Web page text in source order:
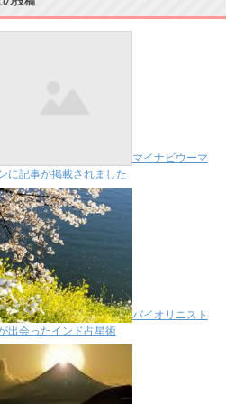
マイナビウーマ
に記事が掲載されました
バイオリニスト
出会ったインド占星術